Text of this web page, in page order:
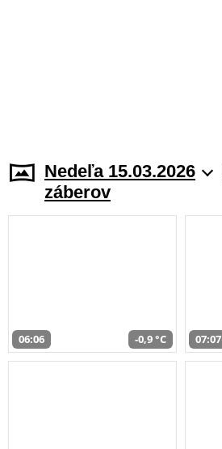
Nedeľa 15.03.2026
záberov
06:06 -0,9 °C 07:07